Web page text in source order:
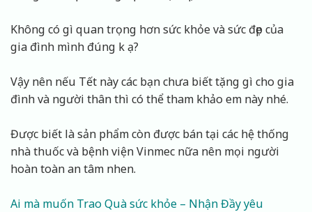
Không có gì quan trọng hơn sức khỏe và sức đẹp của
gia đình mình đúng k ạ?
Vậy nên nếu Tết này các bạn chưa biết tặng gì cho gia
đình và người thân thì có thể tham khảo em này nhé.
Được biết là sản phẩm còn được bán tại các hệ thống
nhà thuốc và bệnh viện Vinmec nữa nên mọi người
hoàn toàn an tâm nhen.
Ai mà muốn Trao Quà sức khỏe – Nhận Đầy yêu